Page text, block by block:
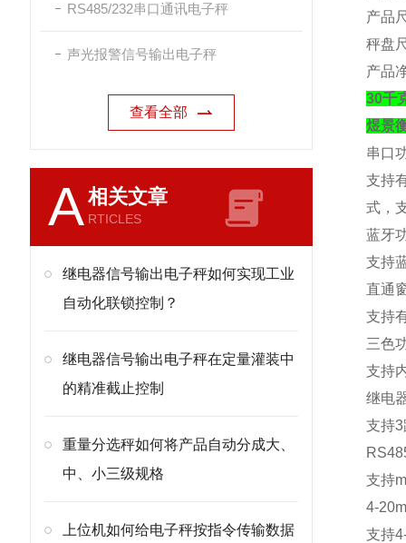
RS485/232串口通讯电子秤
声光报警信号输出电子秤
查看全部
A相关文章
RTICLES
继电器信号输出电子秤如何实现工业
自动化联锁控制？
继电器信号输出电子秤在定量灌装中
的精准截止控制
重量分选秤如何将产品自动分成大、
中、小三级规格
上位机如何给电子秤按指令传输数据
产品
秤盘
产品
30千
煜景
串口
支持
式，
蓝牙
支持
直通
支持
三色
支持
继电
支持3
支持
4-
支持